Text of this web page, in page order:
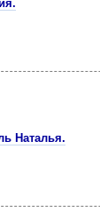
Наталья.